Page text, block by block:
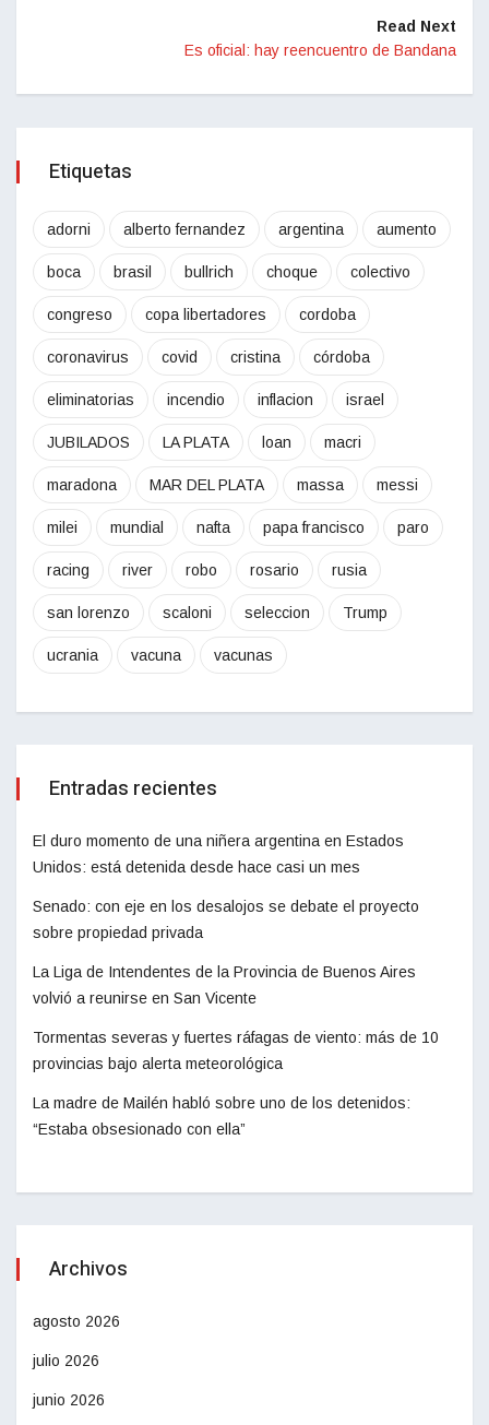
Read Next
Es oficial: hay reencuentro de Bandana
Etiquetas
adorni alberto fernandez argentina aumento
boca brasil bullrich choque colectivo
congreso copa libertadores cordoba
coronavirus covid cristina córdoba
eliminatorias incendio inflacion israel
JUBILADOS LA PLATA loan macri
maradona MAR DEL PLATA massa messi
milei mundial nafta papa francisco paro
racing river robo rosario rusia
san lorenzo scaloni seleccion Trump
ucrania vacuna vacunas
Entradas recientes
El duro momento de una niñera argentina en Estados
Unidos: está detenida desde hace casi un mes
Senado: con eje en los desalojos se debate el proyecto
sobre propiedad privada
La Liga de Intendentes de la Provincia de Buenos Aires
volvió a reunirse en San Vicente
Tormentas severas y fuertes ráfagas de viento: más de 10
provincias bajo alerta meteorológica
La madre de Mailén habló sobre uno de los detenidos:
“Estaba obsesionado con ella”
Archivos
agosto 2026
julio 2026
junio 2026